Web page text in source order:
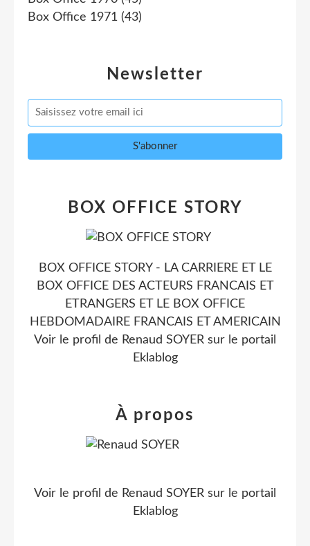
Newsletter
Box Office 1971 (43)
BOX OFFICE STORY
BOX OFFICE STORY - LA CARRIERE ET LE
BOX OFFICE DES ACTEURS FRANCAIS ET
ETRANGERS ET LE BOX OFFICE
HEBDOMADAIRE FRANCAIS ET AMERICAIN
Voir le profil de Renaud SOYER sur le portail
Eklablog
À propos
Voir le profil de Renaud SOYER sur le portail
Eklablog